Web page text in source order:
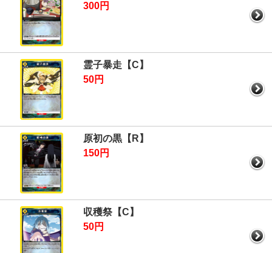
300円
霊子暴走【C】
50円
原初の黒【R】
150円
収穫祭【C】
50円